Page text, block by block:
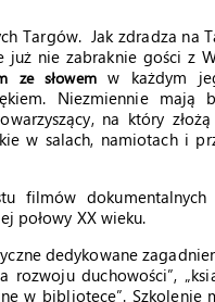
Targów. Jak zdradza na
nie zabraknie gości z
ze słowemw każdym
Niezmiennie mają
na który
w salach, namiotach i
filmów
połowy XX wieku.
dedykowane
rozwoju duchowości”,
w bibliotece”. Szkolenie